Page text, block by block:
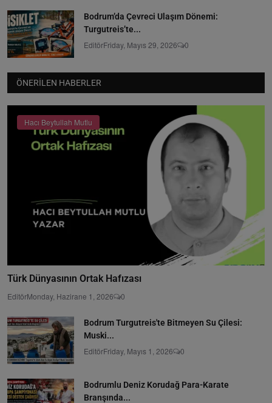
Bodrum’da Çevreci Ulaşım Dönemi:
Turgutreis’te...
EditörFriday, Mayıs 29, 2026 0
ÖNERILEN HABERLER
Hacı Beytullah Mutlu
Türk Dünyasının Ortak Hafızası
EditörMonday, Hazirane 1, 2026 0
Bodrum Turgutreis'te Bitmeyen Su Çilesi:
Muski...
EditörFriday, Mayıs 1, 2026 0
Bodrumlu Deniz Korudağ Para-Karate
Branşında...